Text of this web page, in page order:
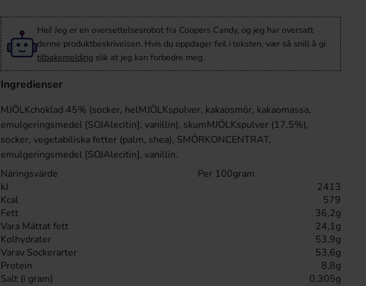
Hei! Jeg er en oversettelsesrobot fra Coopers Candy, og jeg har oversatt
denne produktbeskrivelsen. Hvis du oppdager feil i teksten, vær så snill å gi
tilbakemelding slik at jeg kan forbedre meg.
Ingredienser
MJÖLKchoklad 45% (socker, helMJÖLKspulver, kakaosmör, kakaomassa,
emulgeringsmedel [SOJAlecitin], vanillin), skumMJÖLKspulver (17,5%),
socker, vegetabiliska fetter (palm, shea), SMÖRKONCENTRAT,
emulgeringsmedel [SOJAlecitin], vanillin.
Näringsvärde
Per 100gram
kJ
2413
Kcal
579
Fett
36,2g
Vara Mättat fett
24,1g
Kolhydrater
53,9g
Varav Sockerarter
53,6g
Protein
8,8g
Salt (i gram)
0,305g